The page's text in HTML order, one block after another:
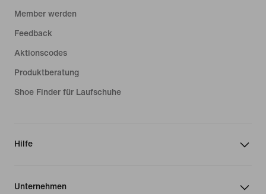
Member werden
Feedback
Aktionscodes
Produktberatung
Shoe Finder für Laufschuhe
Hilfe
Unternehmen